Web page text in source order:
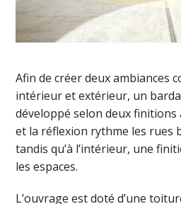
Afin de créer deux ambiances
intérieur et extérieur, un
développé selon deux finitions
et la réflexion rythme les rues
tandis qu’à l’intérieur, une
les espaces.
L’ouvrage est doté d’une